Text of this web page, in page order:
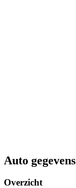
Auto gegevens
Overzicht